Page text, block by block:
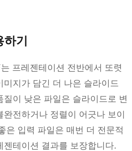
하기
프레젠테이션 전반에서 또렷
지가 담긴 더 나은 슬라이드
질이 낮은 파일은 슬라이드로 변
완전하거나 정렬이 어긋나 보이
은 입력 파일은 매번 더 전문적
젠테이션 결과를 보장합니다.